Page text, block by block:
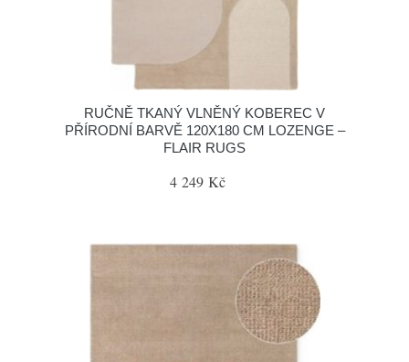
RUČNĚ TKANÝ VLNĚNÝ KOBEREC V
PŘÍRODNÍ BARVĚ 120X180 CM LOZENGE –
FLAIR RUGS
4 249 Kč